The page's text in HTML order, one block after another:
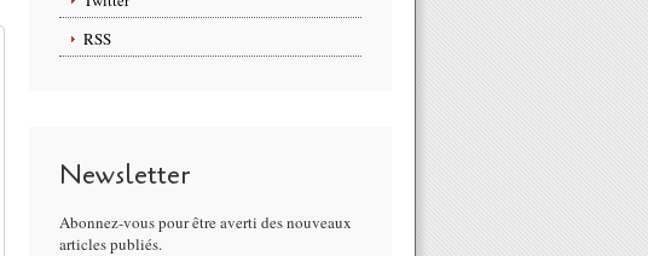
RSS
Newsletter
Abonnez-vous pour être averti des nouveaux
articles publiés.